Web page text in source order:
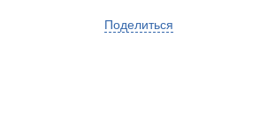
Поделиться